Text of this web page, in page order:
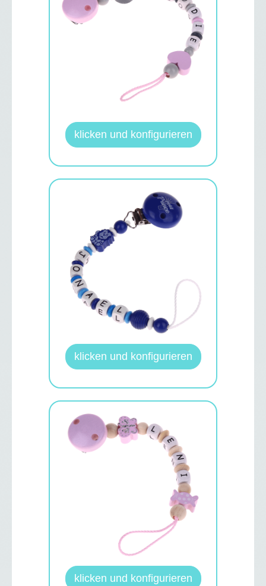
klicken und konfigurieren
klicken und konfigurieren
klicken und konfigurieren